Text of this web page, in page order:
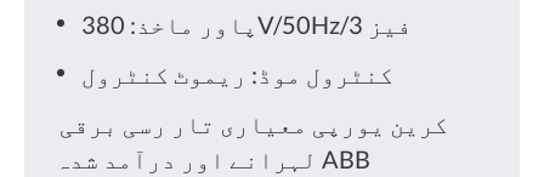
پاور ماخذ: 380V/50Hz/3 فیز
کنٹرول موڈ: ریموٹ کنٹرول
لہرانے اور درآمد شدہ ABB